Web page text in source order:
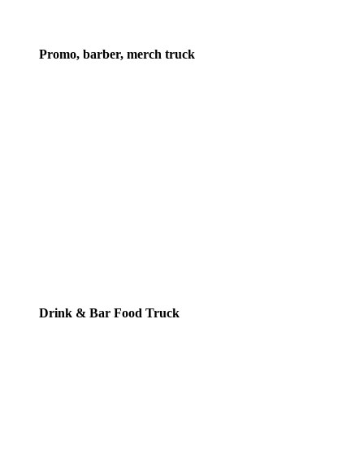
Promo, barber, merch truck
Drink & Bar Food Truck